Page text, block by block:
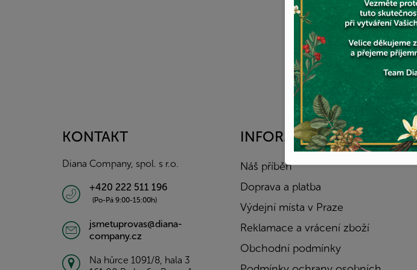
KONTAKT
Diana Company, spol. s r.o.
+420 222 511 196
(Po-Pá 9:00-15:00h)
jsmetuprovas@diana-
company.cz
Na hůrce 1091/8, hala 3
INFORMACE PRO VÁS
Náš příběh
Doprava a platba
Výdejní místa v Praze
Reklamace a vrácení zboží
Obchodní podmínky